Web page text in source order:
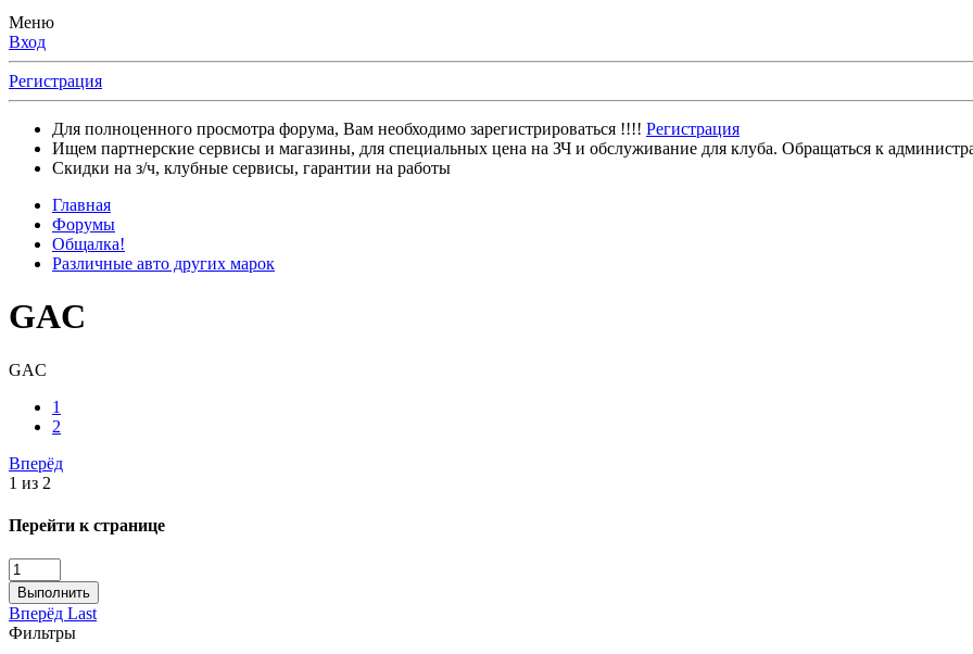
Меню
Вход
Регистрация
Для полноценного просмотра форума, Вам необходимо зарегистрироваться !!!! Регистрация
Ищем партнерские сервисы и магазины, для специальных цена на ЗЧ и обслуживание для клуба. Обращаться к
Скидки на з/ч, клубные сервисы, гарантии на работы
Главная
Форумы
Общалка!
Различные авто других марок
GAC
GAC
1
2
Вперёд
1 из 2
Перейти к странице
Выполнить
Вперёд Last
Фильтры